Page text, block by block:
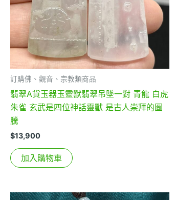
訂購佛、觀音、宗教類商品
翡翠A貨玉器玉靈獸翡翠吊墜一對 青龍 白虎
朱雀 玄武是四位神話靈獸 是古人崇拜的圖
騰
$13,900
加入購物車